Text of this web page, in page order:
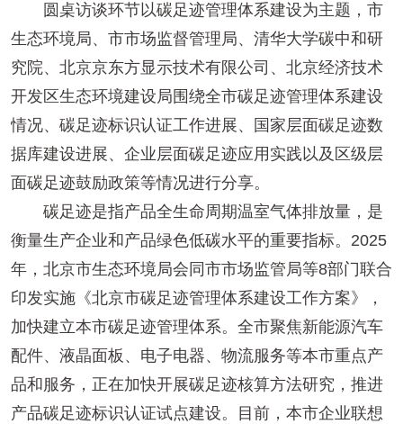
圆桌访谈环节以碳足迹管理体系建设为主题，市
生态环境局、市市场监督管理局、清华大学碳中和研
究院、北京京东方显示技术有限公司、北京经济技术
开发区生态环境建设局围绕全市碳足迹管理体系建设
情况、碳足迹标识认证工作进展、国家层面碳足迹数
据库建设进展、企业层面碳足迹应用实践以及区级层
面碳足迹鼓励政策等情况进行分享。
碳足迹是指产品全生命周期温室气体排放量，是
衡量生产企业和产品绿色低碳水平的重要指标。2025
年，北京市生态环境局会同市市场监管局等8部门联合
印发实施《北京市碳足迹管理体系建设工作方案》，
加快建立本市碳足迹管理体系。全市聚焦新能源汽车
配件、液晶面板、电子电器、物流服务等本市重点产
品和服务，正在加快开展碳足迹核算方法研究，推进
产品碳足迹标识认证试点建设。目前，本市企业联想